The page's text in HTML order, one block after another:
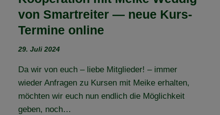
von Smartreiter — neue Kurs-
Termine online
29. Juli 2024
Da wir von euch – liebe Mitglieder! – immer
wieder Anfragen zu Kursen mit Meike erhalten,
möchten wir euch nun endlich die Möglichkeit
geben, noch…